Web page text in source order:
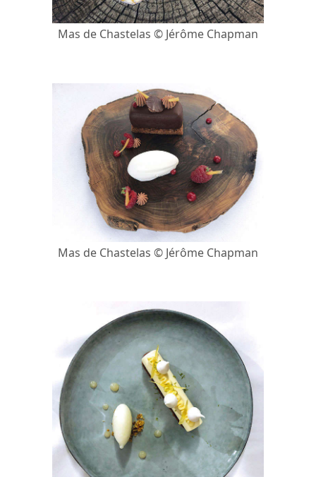
Mas de Chastelas © Jérôme Chapman
Mas de Chastelas © Jérôme Chapman